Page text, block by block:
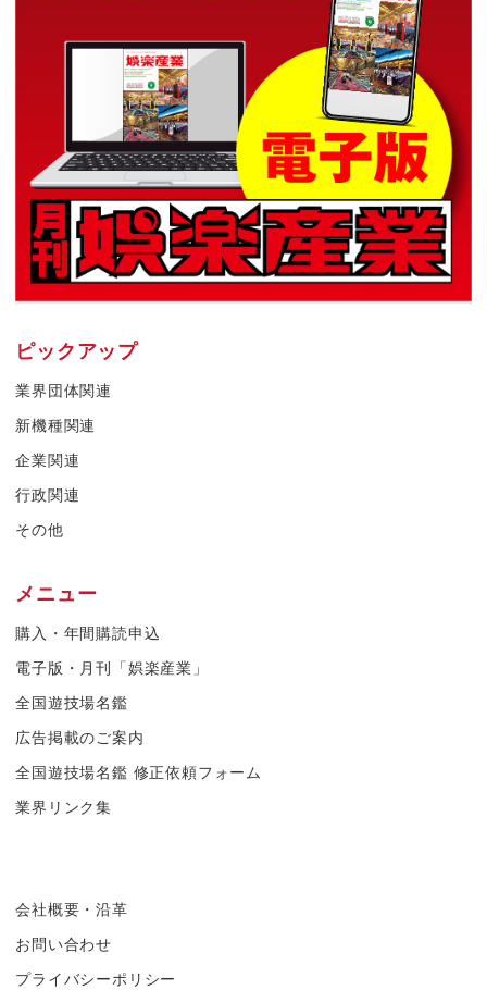
ピックアップ
業界団体関連
新機種関連
企業関連
行政関連
その他
メニュー
購入・年間購読申込
電子版・月刊「娯楽産業」
全国遊技場名鑑
広告掲載のご案内
全国遊技場名鑑 修正依頼フォーム
業界リンク集
会社概要・沿革
お問い合わせ
プライバシーポリシー